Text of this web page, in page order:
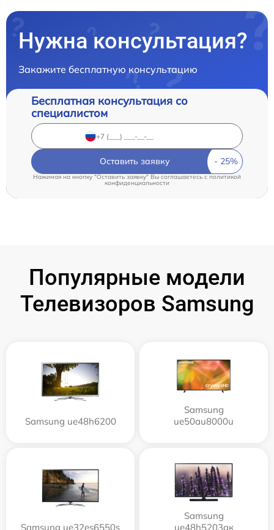
Нужна консультация?
Закажите бесплатную консультацию
Бесплатная консультация со
специалистом
Оставить заявку
Нажимая на кнопку "Оставить заявку" Вы соглашаетесь c политикой
конфиденциальности
Популярные модели
Телевизоров Samsung
Samsung ue48h6200
Samsung
ue50au8000u
Samsung ue32es6550s
Samsung
ue48h5203aк